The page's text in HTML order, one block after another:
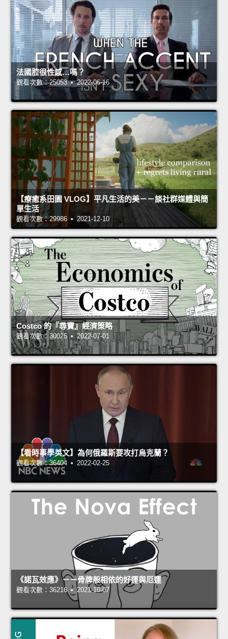
法國腔很性感…嗎？
觀看次數：25053 • 2022-06-16
【療癒系田園 VLOG】平凡生活的美－－談社群媒體與簡
單生活
觀看次數：29986 • 2021-12-10
Costco 的『尋寶』經濟策略
觀看次數：30025 • 2022-07-01
【看時事學英文】為何俄羅斯要攻打烏克蘭？
觀看次數：36404 • 2022-02-25
《諾瓦效應》－－骨牌般相依的好運與厄運
觀看次數：36216 • 2021-10-07